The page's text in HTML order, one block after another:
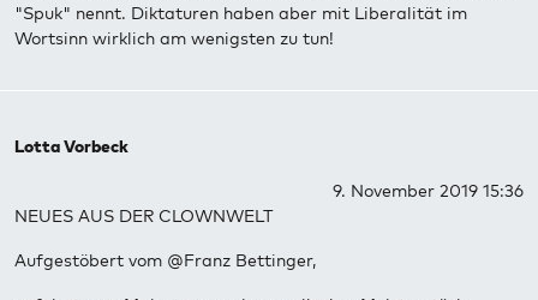
"Spuk" nennt. Diktaturen haben aber mit Liberalität im
Wortsinn wirklich am wenigsten zu tun!
Lotta Vorbeck
9. November 2019 15:36
NEUES AUS DER CLOWNWELT
Aufgestöbert vom @Franz Bettinger,